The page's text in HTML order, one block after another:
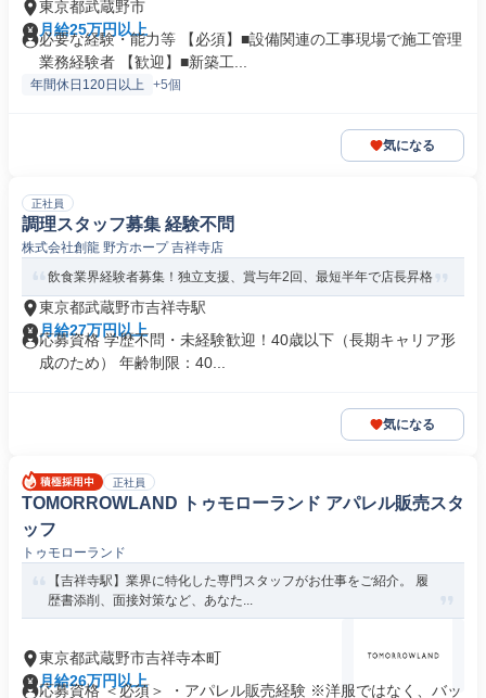
東京都武蔵野市
月給25万円以上
必要な経験・能力等 【必須】■設備関連の工事現場で施工管理
業務経験者 【歓迎】■新築工...
年間休日120日以上 +5個
気になる
正社員
調理スタッフ募集 経験不問
株式会社創龍 野方ホープ 吉祥寺店
飲食業界経験者募集！独立支援、賞与年2回、最短半年で店長昇格
東京都武蔵野市吉祥寺駅
月給27万円以上
応募資格 学歴不問・未経験歓迎！40歳以下（長期キャリア形
成のため） 年齢制限：40...
気になる
正社員
TOMORROWLAND トゥモローランド アパレル販売スタ
ッフ
トゥモローランド
【吉祥寺駅】業界に特化した専門スタッフがお仕事をご紹介。 履
歴書添削、面接対策など、あなた...
東京都武蔵野市吉祥寺本町
月給26万円以上
応募資格 ＜必須＞ ・アパレル販売経験 ※洋服ではなく、バッ